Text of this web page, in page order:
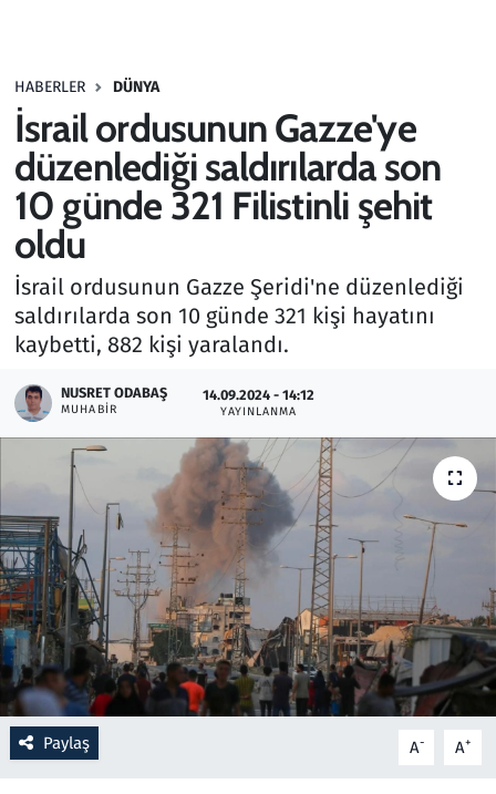
HABERLER DÜNYA
İsrail ordusunun Gazze'ye
düzenlediği saldırılarda son
10 günde 321 Filistinli şehit
oldu
İsrail ordusunun Gazze Şeridi'ne düzenlediği
saldırılarda son 10 günde 321 kişi hayatını
kaybetti, 882 kişi yaralandı.
NUSRET ODABAŞ
MUHABIR
14.09.2024 - 14:12
YAYINLANMA
Paylaş A- A+
Haber
Kültür Sanat
Kurumsal Haberler
Lezzet Durağı
Memur ve Kamu
Oyun
Ramazan
Resmi İlanlar
Rüya Tabirleri
Sağlık
Savunma Sanayi